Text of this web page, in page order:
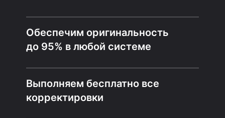
Обеспечим оригинальность
до 95% в любой системе
Выполняем бесплатно все
корректировки